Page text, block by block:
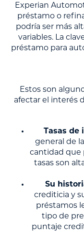
Experian
préstamo o
podría ser más
variables. La
préstamo para
Estos son
afectar el interés
Tasas de
general de
cantidad que
tasas son
Su
crediticia y
préstamos
tipo de
puntaje